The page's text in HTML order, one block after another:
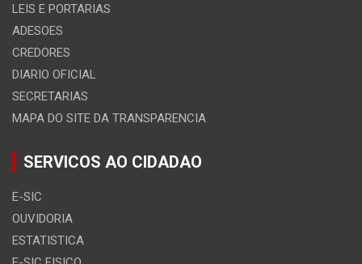
LEIS E PORTARIAS
ADESOES
CREDORES
DIARIO OFICIAL
SECRETARIAS
MAPA DO SITE DA TRANSPARENCIA
SERVICOS AO CIDADAO
E-SIC
OUVIDORIA
ESTATISTICA